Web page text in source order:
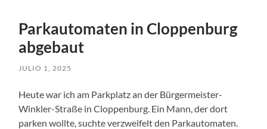
Parkautomaten in Cloppenburg
abgebaut
JULIO 1, 2025
Heute war ich am Parkplatz an der Bürgermeister-
Winkler-Straße in Cloppenburg. Ein Mann, der dort
parken wollte, suchte verzweifelt den Parkautomaten.